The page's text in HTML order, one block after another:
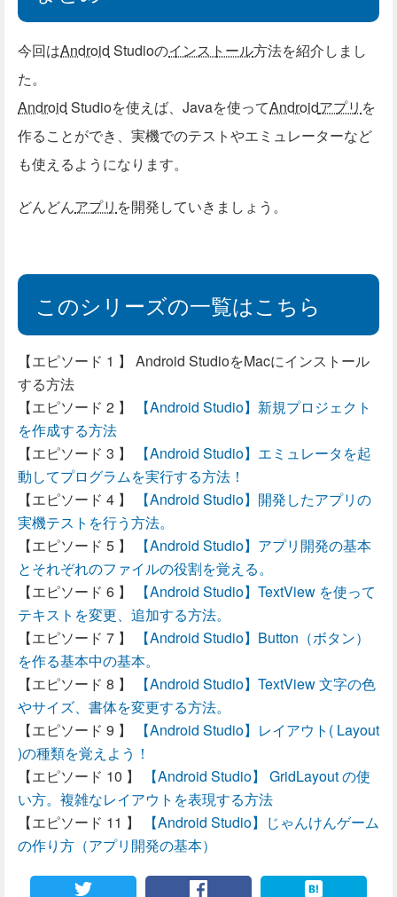
今回はAndroid Studioのインストール方法を紹介しまし
た。
Android Studioを使えば、Javaを使ってAndroidアプリ を
作ることができ、実機でのテストやエミュレーターなど
も使えるようになります。
どんどんアプリ を開発していきましょう。
このシリーズの一覧はこちら
Android StudioをMacにインストール
する方法
【Android Studio】新規プロジェクト
を作成する方法
【Android Studio】エミュレータを起
動してプログラムを実行する方法！
【Android Studio】開発したアプリの
実機テストを行う方法。
【Android Studio】アプリ開発の基本
とそれぞれのファイルの役割を覚える。
【Android Studio】TextView を使って
テキストを変更、追加する方法。
【Android Studio】Button（ボタン）
を作る基本中の基本。
【Android Studio】TextView 文字の色
やサイズ、書体を変更する方法。
【Android Studio】レイアウト( Layout
)の種類を覚えよう！
【Android Studio】 GridLayout の使
い方。複雑なレイアウトを表現する方法
【Android Studio】じゃんけんゲーム
の作り方（アプリ開発の基本）